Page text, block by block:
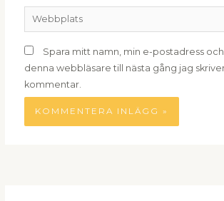
Webbplats
Spara mitt namn, min e-postadress
denna webbläsare till nästa gång jag
kommentar.